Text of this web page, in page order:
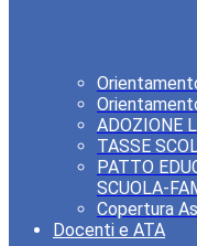
ADOZIONE
TASSE
PATTO
SCUOLA-
Copertura
Docenti e ATA